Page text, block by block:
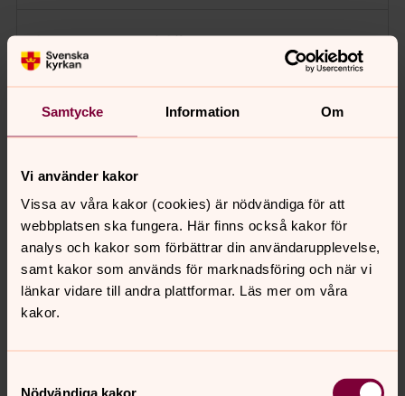
Samtycke Information Om
Vi använder kakor
Vissa av våra kakor (cookies) är nödvändiga för att
webbplatsen ska fungera. Här finns också kakor för
analys och kakor som förbättrar din användarupplevelse,
samt kakor som används för marknadsföring och när vi
länkar vidare till andra plattformar. Läs mer om våra
kakor.
Nödvändiga kakor
Sommarmöte i Siknästorpet
Ta med egen fikakorg.
Tillsammanspromenad
måndag 17 augusti 2026 10.30 –12.00
Robertsfors kyrka
Ansvarig Pia Maria Simonsson
Tillsammanspromenad
måndag 17 augusti 2026